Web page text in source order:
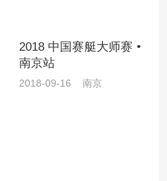
2018 中国赛艇大师赛 •
南京站
2018-09-16 南京